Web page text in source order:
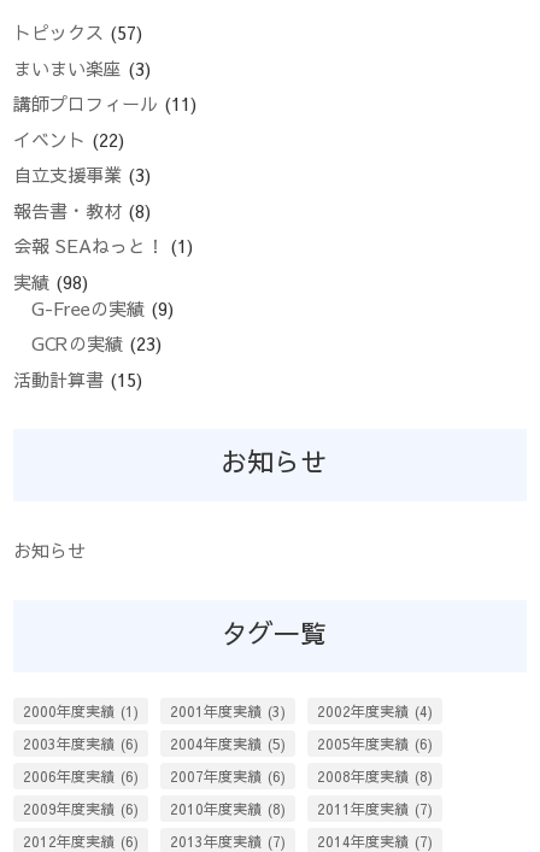
トピックス (57)
まいまい楽座 (3)
講師プロフィール (11)
イベント (22)
自立支援事業 (3)
報告書・教材 (8)
会報 SEAねっと！ (1)
実績 (98)
G-Freeの実績 (9)
GCRの実績 (23)
活動計算書 (15)
お知らせ
お知らせ
タグ一覧
2000年度実績 (1) 2001年度実績 (3) 2002年度実績 (4)
2003年度実績 (6) 2004年度実績 (5) 2005年度実績 (6)
2006年度実績 (6) 2007年度実績 (6) 2008年度実績 (8)
2009年度実績 (6) 2010年度実績 (8) 2011年度実績 (7)
2012年度実績 (6) 2013年度実績 (7) 2014年度実績 (7)